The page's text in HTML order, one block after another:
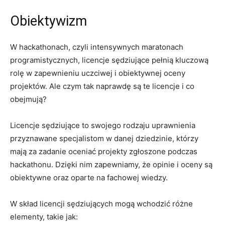
Obiektywizm
W hackathonach, ‍czyli intensywnych maratonach⁤
programistycznych, licencje⁣ sędziujące⁢ pełnią kluczową
rolę w zapewnieniu uczciwej i obiektywnej oceny
projektów. Ale czym tak naprawdę ⁣są te ⁤licencje i ​co
obejmują?
Licencje sędziujące ‍to swojego rodzaju uprawnienia
przyznawane specjalistom⁢ w danej dziedzinie,​ którzy
mają‍ za zadanie oceniać projekty ⁢zgłoszone podczas
hackathonu. Dzięki nim ​zapewniamy, ⁤że opinie i oceny są
obiektywne oraz oparte na fachowej wiedzy.
W skład licencji sędziujących mogą wchodzić różne
⁢elementy, takie‌ jak: